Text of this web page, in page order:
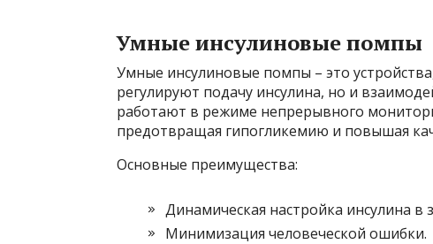
Умные инсулиновые помпы
Умные инсулиновые помпы – это
регулируют подачу инсулина, но и
работают в режиме непрерывного
предотвращая гипогликемию и повышая
Основные преимущества:
Динамическая настройка инсулина в
Минимизация человеческой ошибки.